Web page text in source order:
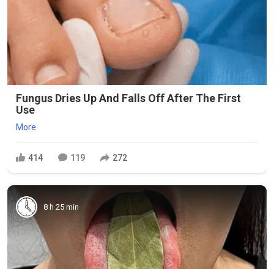
Fungus Dries Up And Falls Off After The First
Use
More
414 119 272
8 h 25 min